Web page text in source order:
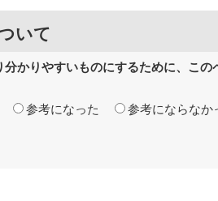
いて
分かりやすいものにするために、こ
参考になった 参考にならなか